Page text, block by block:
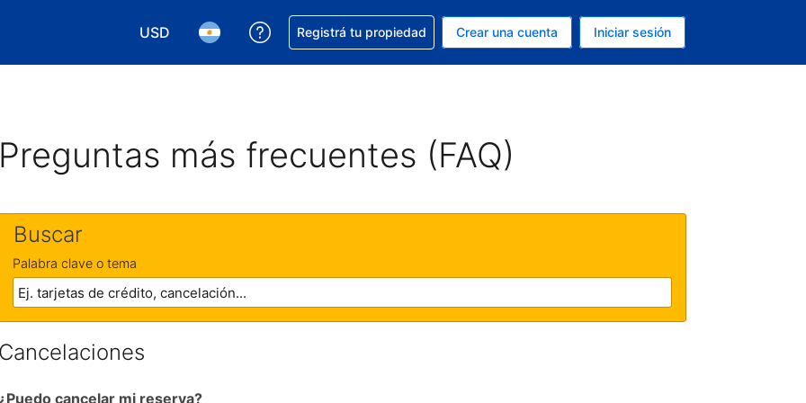
USD
Elegir la moneda. Tu moneda actual es Dólar de EEUU
Elegir el idioma. El idioma que estás usando es Español (Argentina)
Conseguí ayuda con tu reserva
Registrá tu propiedad Crear una cuenta Iniciar sesión
más frecuentes (FAQ)
Buscar
Palabra clave o tema
cancelar mi reserva?